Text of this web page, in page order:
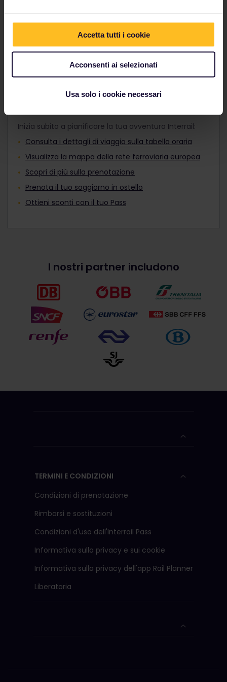
Accetta tutti i cookie
Acconsenti ai selezionati
Usa solo i cookie necessari
I viaggiatori di età compresa tra i 12 e i 27
anni possono viaggiare con un Pass
Giovani.
Scopri i treni europei
Inizia subito a pianificare la tua avventura Interrail:
Consulta i dettagli di viaggio sulla tabella oraria
Visualizza la mappa della rete ferroviaria europea
Scopri di più sulla prenotazione
Prenota il tuo soggiorno in ostello
Ottieni sconti con il tuo Pass
I nostri partner includono
TERMINI E CONDIZIONI
Condizioni di prenotazione
Rimborsi e sostituzioni
Condizioni d'uso delI'Interrail Pass
Informativa sulla privacy e sui cookie
Informativa sulla privacy dell'app Rail Planner
Liberatoria